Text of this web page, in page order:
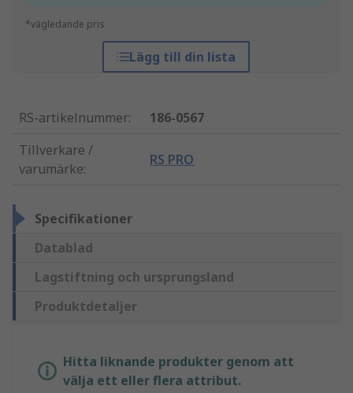
*vägledande pris
Lägg till din lista
RS-artikelnummer:
186-0567
Tillverkare /
varumärke:
RS PRO
Specifikationer
Datablad
Lagstiftning och ursprungsland
Produktdetaljer
Hitta liknande produkter genom att
välja ett eller flera attribut.